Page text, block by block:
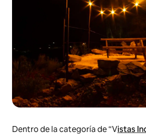
Dentro de la categoría de “Vistas